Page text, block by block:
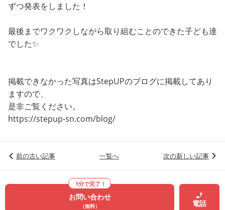
ずつ発表をしました！
最後までワクワクしながら取り組むことのできた子ども達
でした✨
掲載できなかった写真はStepUPのブログに掲載してあり
ますので、
是非ご覧ください。
https://stepup-sn.com/blog/
前の古い記事 一覧へ 次の新しい記事
1分で完了！
お問い合わせ
（無料） 電話